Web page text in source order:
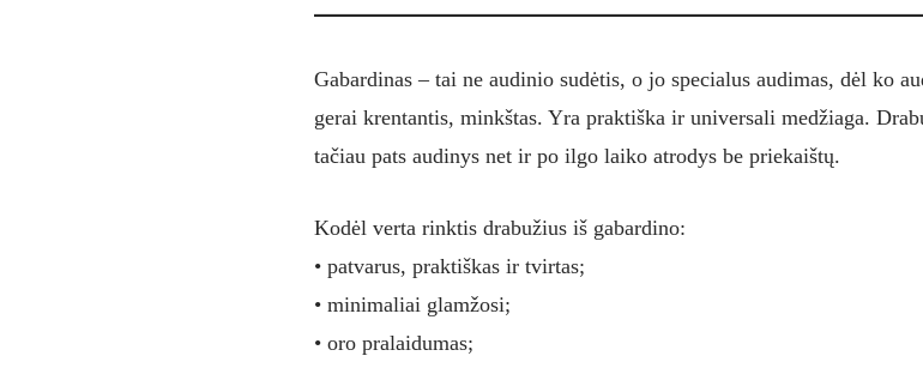
Gabardinas – tai ne audinio sudėtis, o jo specialus audimas, dėl ko
gerai krentantis, minkštas. Yra praktiška ir universali medžiaga.
tačiau pats audinys net ir po ilgo laiko atrodys be priekaištų.
Kodėl verta rinktis drabužius iš gabardino:
• patvarus, praktiškas ir tvirtas;
• minimaliai glamžosi;
• oro pralaidumas;